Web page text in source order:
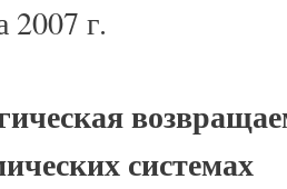
2007 г.
системах